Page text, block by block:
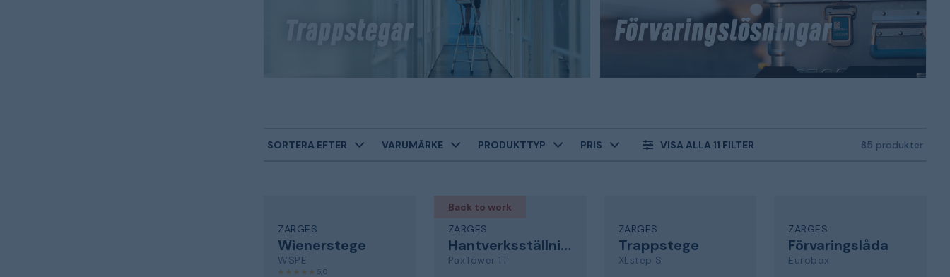
SORTERA EFTER VARUMÄRKE PRODUKTTYP PRIS VISA ALLA 11 FILTER 85 produkter
ZARGES
Wienerstege
WSPE
5,0
Back to work
ZARGES
Hantverksställning
PaxTower 1T
ZARGES
Trappstege
XLstep S
ZARGES
Förvaringslåda
Eurobox